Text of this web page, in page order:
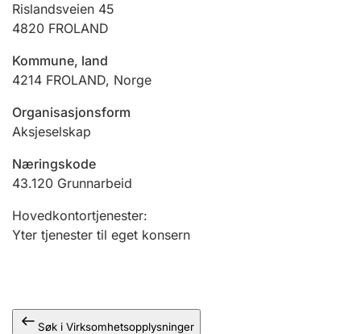
Jeger
Ektepaktveileder
Offentlig sektor
Andre tema
Rislandsveien 45
4820 FROLAND
Kommune, land
4214 FROLAND, Norge
Organisasjonsform
Aksjeselskap
Næringskode
43.120 Grunnarbeid
Hovedkontortjenester:
Yter tjenester til eget konsern
Søk i Virksomhetsopplysninger